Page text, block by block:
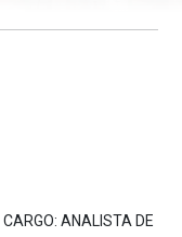
CARGO: ANALISTA DE